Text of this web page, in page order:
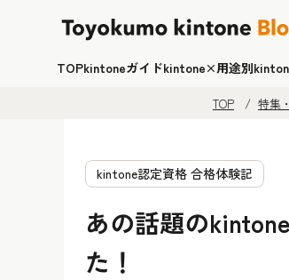
TOPkintoneガイドkintone×用途別
TOP 特集
kintone認定資格 合格体験記
あの話題の
た！